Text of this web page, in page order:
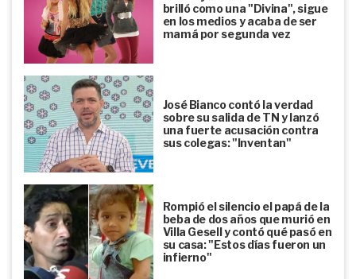
brilló como una "Divina", sigue
en los medios y acaba de ser
mamá por segunda vez
José Bianco contó la verdad
sobre su salida de TN y lanzó
una fuerte acusación contra
sus colegas: "Inventan"
Rompió el silencio el papá de la
beba de dos años que murió en
Villa Gesell y contó qué pasó en
su casa: "Estos días fueron un
infierno"